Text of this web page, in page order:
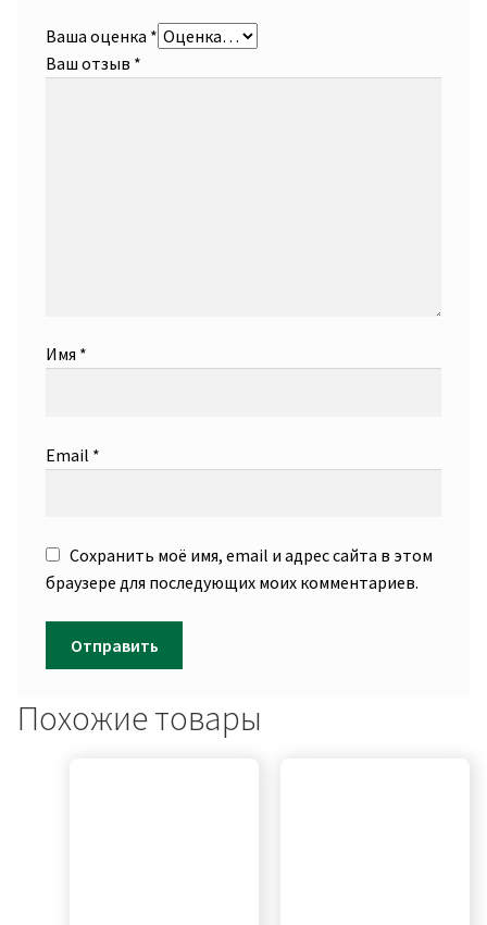
Ваша оценка *
Ваш отзыв *
Имя *
Email *
Сохранить моё имя, email и адрес сайта в этом
браузере для последующих моих комментариев.
Похожие товары